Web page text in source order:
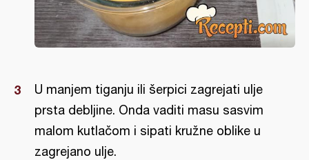
U manjem tiganju ili šerpici zagrejati ulje
prsta debljine. Onda vaditi masu sasvim
malom kutlačom i sipati kružne oblike u
zagrejano ulje.